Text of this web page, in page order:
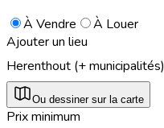
À Vendre
À Louer
Ajouter un lieu
Herenthout (+ municipalités)
Ou dessiner sur la carte
Prix minimum